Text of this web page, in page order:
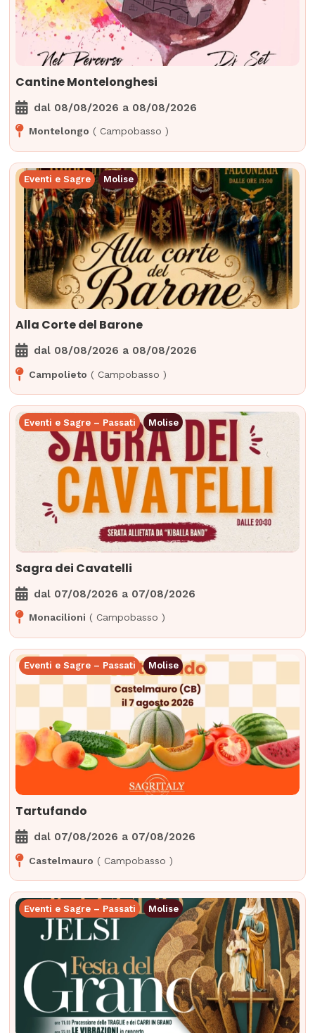
Cantine Montelonghesi
dal 08/08/2026 a 08/08/2026
Montelongo ( Campobasso )
Eventi e Sagre Molise
Alla Corte del Barone
dal 08/08/2026 a 08/08/2026
Campolieto ( Campobasso )
Eventi e Sagre – Passati Molise
Sagra dei Cavatelli
dal 07/08/2026 a 07/08/2026
Monacilioni ( Campobasso )
Eventi e Sagre – Passati Molise
Tartufando
dal 07/08/2026 a 07/08/2026
Castelmauro ( Campobasso )
Eventi e Sagre – Passati Molise